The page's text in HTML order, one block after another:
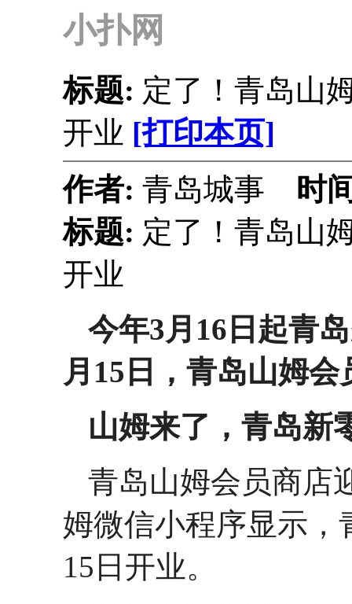
小扑网
标题: 定了！青岛山
开业 [打印本页]
作者: 青岛城事 时
标题: 定了！青岛山
开业
今年3月16日起青
月15日，青岛山姆
山姆来了，青岛新
青岛山姆会员商
姆微信小程序显示，
15日开业。